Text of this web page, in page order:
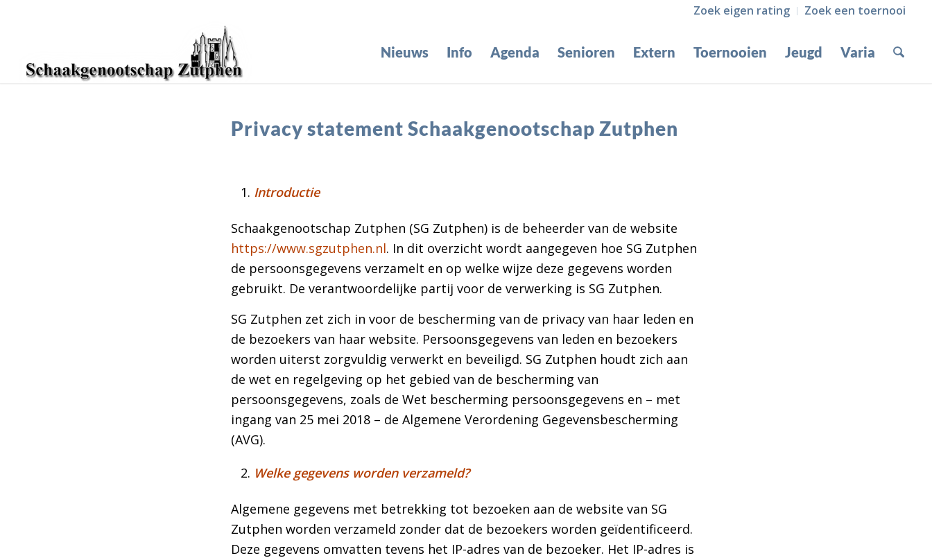
Zoek eigen rating Zoek een toernooi
Nieuws Info Agenda Senioren Extern Toernooien Jeugd Varia
Privacy statement Schaakgenootschap Zutphen
Introductie
Schaakgenootschap Zutphen (SG Zutphen) is de beheerder van de website
https://www.sgzutphen.nl. In dit overzicht wordt aangegeven hoe SG Zutphen
de persoonsgegevens verzamelt en op welke wijze deze gegevens worden
gebruikt. De verantwoordelijke partij voor de verwerking is SG Zutphen.
SG Zutphen zet zich in voor de bescherming van de privacy van haar leden en
de bezoekers van haar website. Persoonsgegevens van leden en bezoekers
worden uiterst zorgvuldig verwerkt en beveiligd. SG Zutphen houdt zich aan
de wet en regelgeving op het gebied van de bescherming van
persoonsgegevens, zoals de Wet bescherming persoonsgegevens en – met
ingang van 25 mei 2018 – de Algemene Verordening Gegevensbescherming
(AVG).
Welke gegevens worden verzameld?
Algemene gegevens met betrekking tot bezoeken aan de website van SG
Zutphen worden verzameld zonder dat de bezoekers worden geïdentificeerd.
Deze gegevens omvatten tevens het IP-adres van de bezoeker. Het IP-adres is